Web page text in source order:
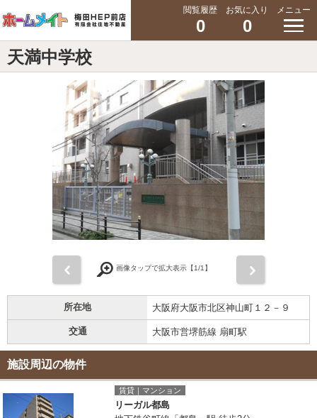
閲覧履歴
0
お気に入り
0
メニュー
天満中学校
画像タップで拡大表示【1/1】
所在地 大阪府大阪市北区神山町１２－９
交通 大阪市営堺筋線 扇町駅
施設周辺の物件
賃貸｜マンション
リーガル都島